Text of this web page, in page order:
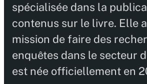
spécialisée dans la
contenus sur le livre. Elle
mission de faire des
enquêtes dans le secteur
est née officiellement en